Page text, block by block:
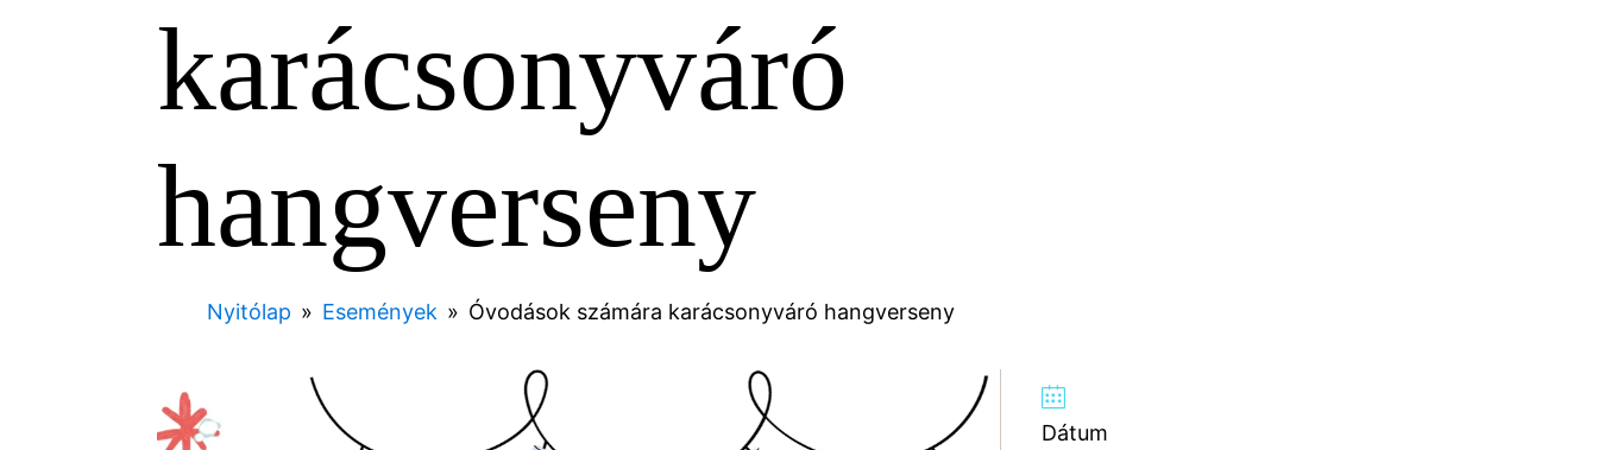
karácsonyváró
hangverseny
Nyitólap » Események » Óvodások számára karácsonyváró hangverseny
Dátum